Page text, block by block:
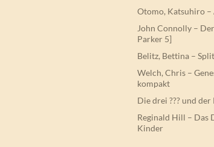
Otomo, Katsuhiro –
John Connolly –
Parker 5]
Belitz, Bettina –
Welch, Chris –
kompakt
Die drei ??? und
Reginald Hill – Das
Kinder